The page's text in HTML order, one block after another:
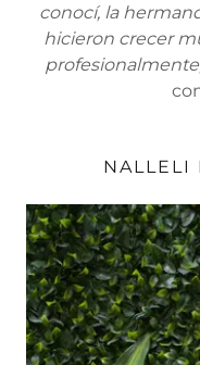
conocí, la
hicieron crecer
NALLELI